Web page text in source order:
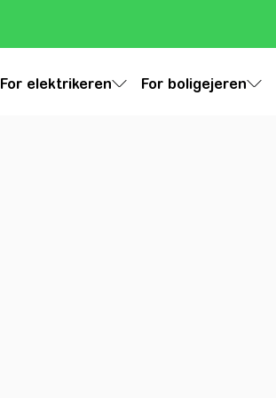
For elektrikeren For boligejeren